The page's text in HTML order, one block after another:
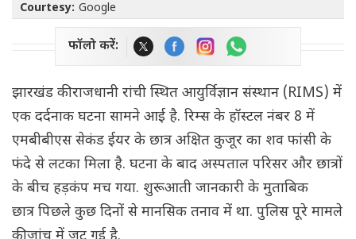
Courtesy: Google
फॉलो करें:
झारखंड की राजधानी रांची स्थित आयुर्विज्ञान संस्थान (RIMS) में
एक दर्दनाक घटना सामने आई है. रिम्स के हॉस्टल नंबर 8 में
एमबीबीएस सेकंड ईयर के छात्र अक्षित कुजूर का शव फांसी के
फंदे से लटका मिला है. घटना के बाद अस्पताल परिसर और छात्रों
के बीच हड़कंप मच गया. शुरूआती जानकारी के मुताबिक
छात्र पिछले कुछ दिनों से मानसिक तनाव में था. पुलिस पूरे मामले